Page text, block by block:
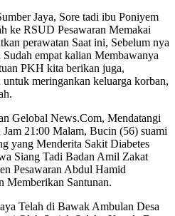
Jaya, Sore tadi ibu Poniyem
ke RSUD Pesawaran Memakai
perawatan Saat ini, Sebelum nya
empat kalian Membawanya
PKH kita berikan juga,
meringankan keluarga korban,
Gelobal News.Com, Mendatangi
21:00 Malam, Bucin (56) suami
yang Menderita Sakit Diabetes
Siang Tadi Badan Amil Zakat
Pesawaran Abdul Hamid
Memberikan Santunan.
Telah di Bawak Ambulan Desa